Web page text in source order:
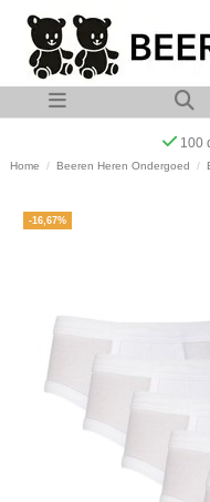
Op werkdagen voor
Home Beeren Heren Ondergoed
-16,67%